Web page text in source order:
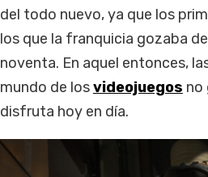
del todo nuevo, ya que los
los que la franquicia gozaba
noventa. En aquel entonces,
mundo de losvideojuegos no
disfruta hoy en día.